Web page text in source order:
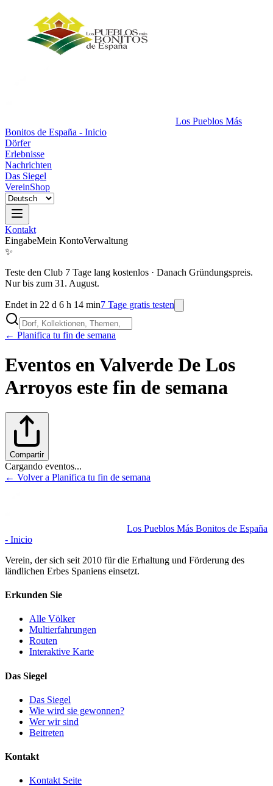
Los Pueblos Más
Bonitos de España - Inicio
Dörfer
Erlebnisse
Nachrichten
Das Siegel
VereinShop
Kontakt
EingabeMein KontoVerwaltung
✨
Teste den Club 7 Tage lang kostenlos · Danach Gründungspreis.
Nur bis zum 31. August.
Endet in 22 d 6 h 14 min7 Tage gratis testen
← Planifica tu fin de semana
Eventos enValverde De Los
Arroyos este fin de semana
Compartir
Cargando eventos...
← Volver a Planifica tu fin de semana
Los Pueblos Más Bonitos de España
- Inicio
Verein, der sich seit 2010 für die Erhaltung und Förderung des
ländlichen Erbes Spaniens einsetzt.
Erkunden Sie
Alle Völker
Multierfahrungen
Routen
Interaktive Karte
Das Siegel
Das Siegel
Wie wird sie gewonnen?
Wer wir sind
Beitreten
Kontakt
Kontakt Seite